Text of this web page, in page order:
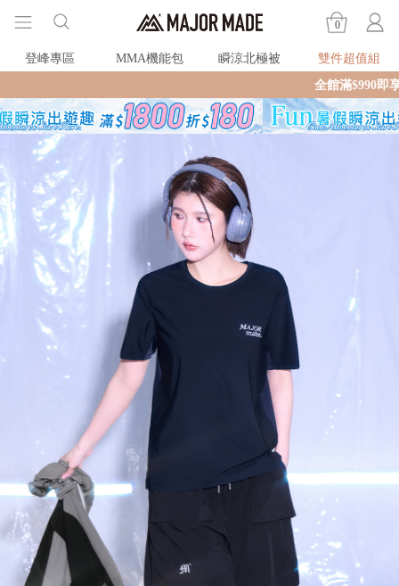
0
登峰專區 MMA機能包 瞬涼北極被
雙件超值組
全館滿$990即享免運🛒現貨商